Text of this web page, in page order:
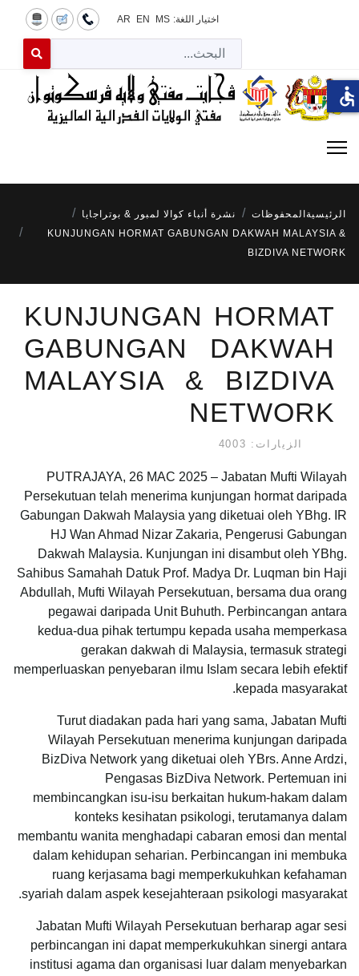
اختيار اللغة: MS
EN
AR
for results.
الرئيسية المحفوظات
نشرة أنباء كوالا لمبور & بوتراجايا
KUNJUNGAN HORMAT GABUNGAN DAKWAH MALAYSIA &
BIZDIVA NETWORK
KUNJUNGAN HORMAT
GABUNGAN DAKWAH
MALAYSIA & BIZDIVA
NETWORK
الزيارات: 4003
PUTRAJAYA, 26 MAC 2025 – Jabatan Mufti Wilayah
Persekutuan telah menerima kunjungan hormat daripada
Gabungan Dakwah Malaysia yang diketuai oleh YBhg. IR
HJ Wan Ahmad Nizar Zakaria, Pengerusi Gabungan
Dakwah Malaysia. Kunjungan ini disambut oleh YBhg.
Sahibus Samahah Datuk Prof. Madya Dr. Luqman bin Haji
Abdullah, Mufti Wilayah Persekutuan, bersama dua orang
pegawai daripada Unit Buhuth. Perbincangan antara
kedua-dua pihak tertumpu kepada usaha memperkasa
gerakan dakwah di Malaysia, termasuk strategi
memperluaskan penyebaran ilmu Islam secara lebih efektif
kepada masyarakat.
Turut diadakan pada hari yang sama, Jabatan Mufti
Wilayah Persekutuan menerima kunjungan daripada
BizDiva Network yang diketuai oleh YBrs. Anne Ardzi,
Pengasas BizDiva Network. Pertemuan ini
membincangkan isu-isu berkaitan hukum-hakam dalam
konteks kesihatan psikologi, terutamanya dalam
membantu wanita menghadapi cabaran emosi dan mental
dalam kehidupan seharian. Perbincangan ini membuka
ruang kerjasama bagi memperkukuhkan kefahaman
syariah dalam aspek kesejahteraan psikologi masyarakat.
Jabatan Mufti Wilayah Persekutuan berharap agar sesi
perbincangan ini dapat memperkukuhkan sinergi antara
institusi agama dan organisasi luar dalam menyebarkan
accessible